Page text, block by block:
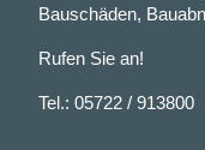
Bauschäden,
Rufen Sie an!
Tel.: 05722 / 913800